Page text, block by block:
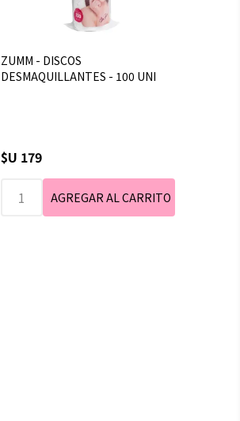
ZUMM - DISCOS
DESMAQUILLANTES - 100 UNI
$U 179